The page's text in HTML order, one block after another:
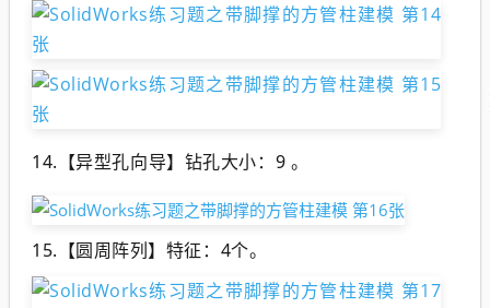
14. 【异型孔向导】钻孔大小：9 。
15.【圆周阵列】特征：4个。